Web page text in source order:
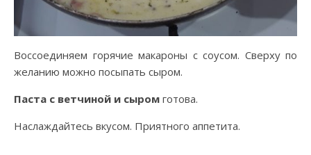
Воссоединяем горячие макароны с соусом. Сверху по
желанию можно посыпать сыром.
Паста с ветчиной и сыром готова.
Наслаждайтесь вкусом. Приятного аппетита.